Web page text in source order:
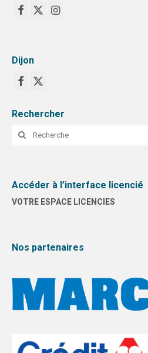
Dijon
Rechercher
Rechercher
Accéder à l’interface licencié
VOTRE ESPACE LICENCIES
Nos partenaires